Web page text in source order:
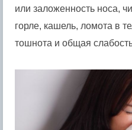
или заложенность носа,
горле, кашель, ломота в
тошнота и общая